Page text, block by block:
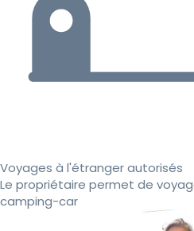
Voyages à l'étranger autorisés
Le propriétaire permet de
camping-car